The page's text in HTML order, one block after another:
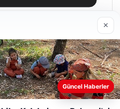
daha iyi anlayabilmek,
×
Güncel Haberler